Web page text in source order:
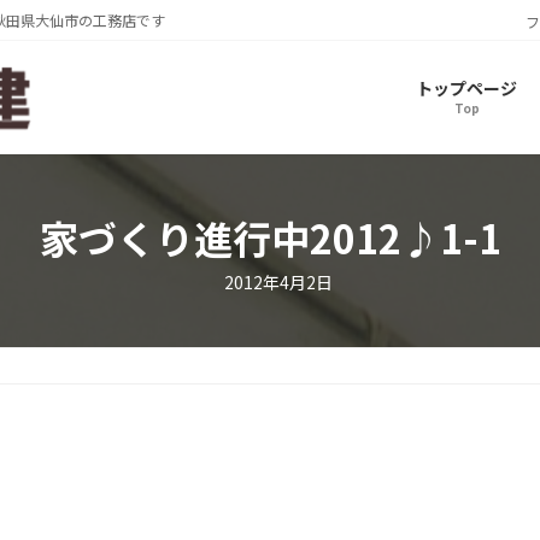
県大仙市の工務店です
トップページ
Top
家づくり進行中2012♪1-1
2012年4月2日